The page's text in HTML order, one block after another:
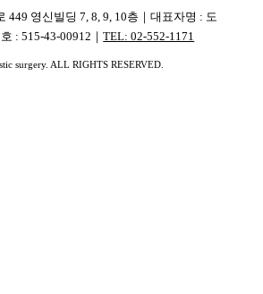
449 영신빌딩 7, 8, 9, 10층｜대표자명 : 도
: 515-43-00912｜TEL: 02-552-1171
surgery. ALL RIGHTS RESERVED.